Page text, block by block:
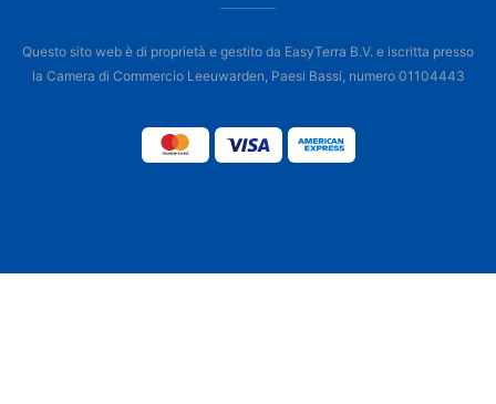
Questo sito web è di proprietà e gestito da EasyTerra B.V. e iscritta presso
la Camera di Commercio Leeuwarden, Paesi Bassi, numero 01104443